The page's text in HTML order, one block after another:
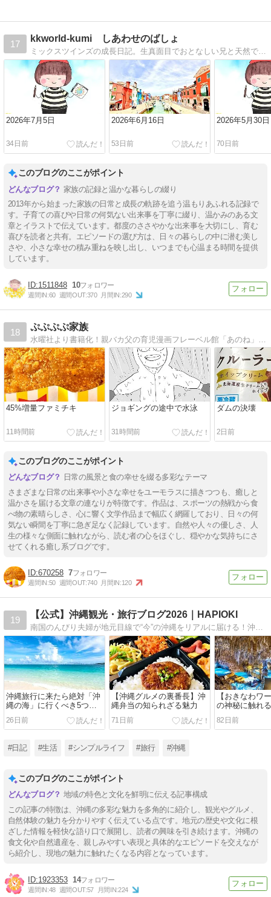
17
kkworld-kumi しあわせのばしょ
ミックスツインズの成長日記。生真面目でおとなしい兄と天然でおバカキャラな妹の面白い日常を綴っています。
2026年7月5日
34日前
2026年6月16日
53日前
2026年5月30日
70日前
このブログのここがポイント
家族の記録と温かな暮らしの綴り
2013年から始まった家族の日常と成長の軌跡を追う温もりあふれる記録で
す。子育ての喜びや日常の何気ない出来事を丁寧に綴り、温かみのある文
章とイラストで伝えています。都度のささやかな出来事を大切にし、育む
喜びを読者と共有。エピソードの選び方は、日々の暮らしの中に潜む美し
さや、小さな幸せの積み重ねを映し出し、いつまでも心温まる時間を提供
しています。
1511848 10
週間IN:60 週間OUT:370 月間IN:290
18
ぷぷぷぷ家族
45%増量ファミチキ
11時間前
ジョギングの途中で水泳
31時間前
ダムの決壊
2日前
このブログのここがポイント
日常の風景と食の幸せを綴る多彩なテーマ
さまざまな日常の出来事や小さな幸せをユーモラスに描きつつも、癒しと
温かさを届ける文章の連なりが特徴です。作品は、スポーツの熱戦から食
べ物の素晴らしさ、心に響く文学作品まで幅広く網羅しており、日々の何
気ない瞬間を丁寧に急ぎ足なく記録しています。自然や人々の優しさ、人
生の様々な側面に触れながら、読む者の心をほぐし、穏やかな気持ちにさ
せてくれる癒し系ブログです。
670258 7
週間IN:50 週間OUT:740 月間IN:120
19
【公式】沖縄観光・旅行ブログ2026｜HAPIOKI
南国のんびり夫婦が地元目線で“今”の沖縄をリアルに届ける！沖縄特化ブログ。雑誌メディアにも紹介されました。
沖縄旅行に来たら絶対「沖
縄の海」に行くべき5つの
26日前
【沖縄グルメの裏番長】沖
縄弁当の知られざる魅力
71日前
【おきなわワ
の神秘に触れ
洞が想像以上
た！
82日前
#日記 #生活 #シンプルライフ #旅行 #沖縄
このブログのここがポイント
地域の特色と文化を鮮明に伝える記事構成
この記事の特徴は、沖縄の多彩な魅力を多角的に紹介し、観光やグルメ、
自然体験の魅力を分かりやすく伝えている点です。地元の歴史や文化に根
ざした情報を軽快な語り口で展開し、読者の興味を引き続けます。沖縄の
食文化や自然遺産を、親しみやすい表現と具体的なエピソードを交えなが
ら紹介し、現地の魅力に触れたくなる内容となっています。
1923353 14
週間IN:48 週間OUT:57 月間IN:224